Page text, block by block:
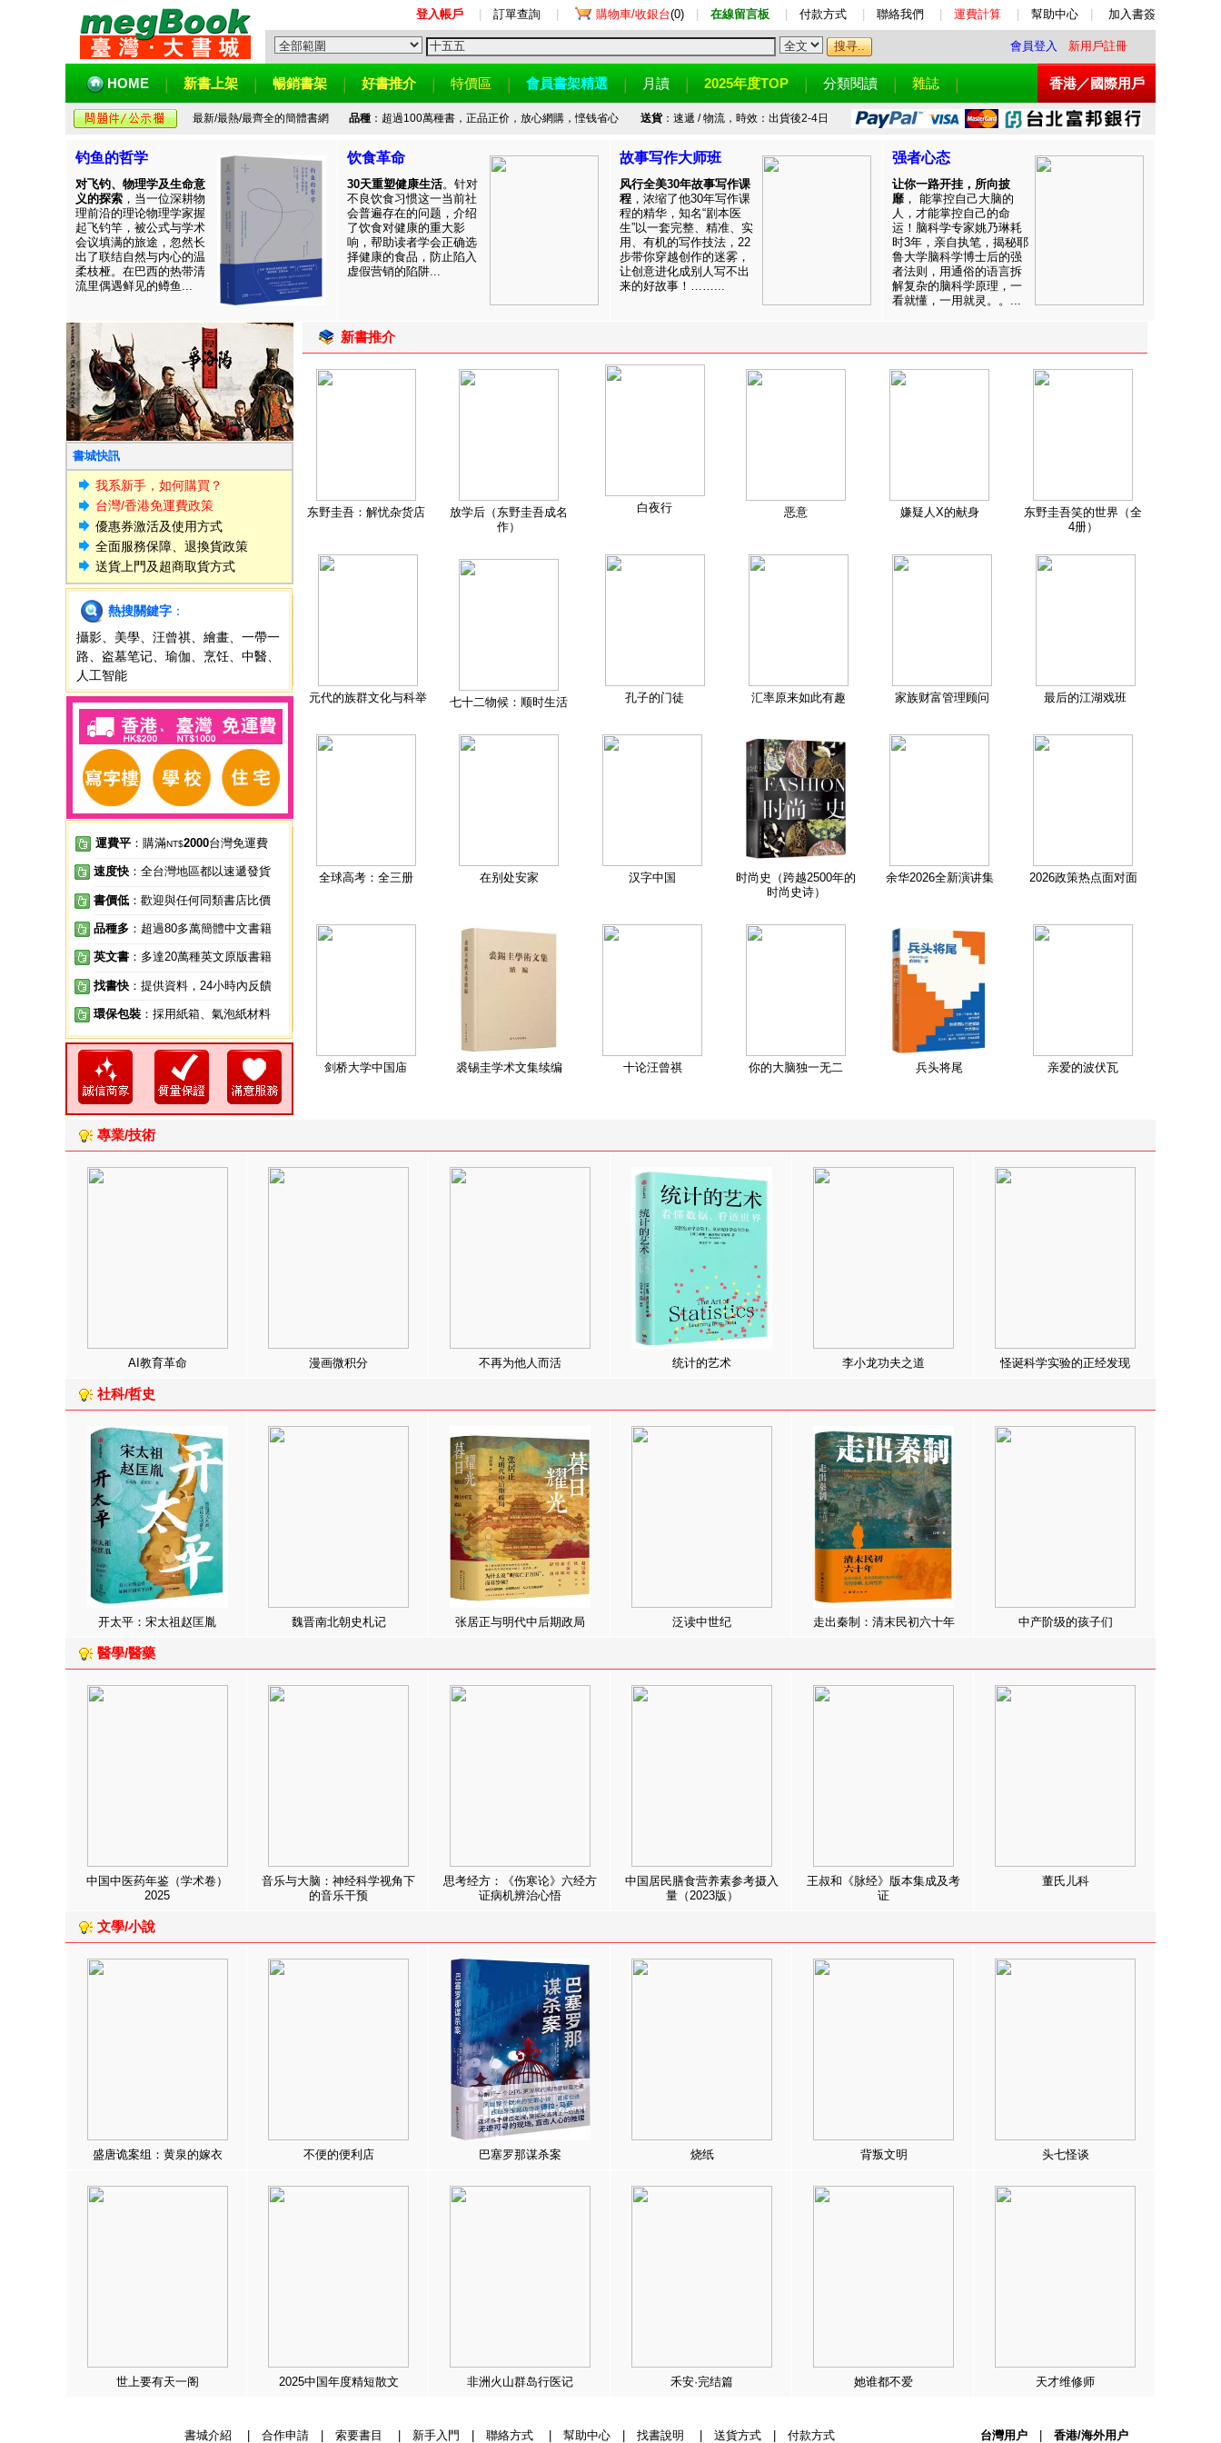
登入帳戶 訂單查詢 購物車/收銀台(0) 在線留言板 付款方式 聯絡我們 運費計算 幫助中心 加入書簽
會員登入 新用戶註冊
HOME 新書上架 暢銷書架 好書推介 特價區 會員書架精選 月讀 2025年度TOP 分類閱讀 雜誌 香港／國際用戶
最新/最熱/最齊全的簡體書網 品種：超過100萬種書，正品正价，放心網購，悭钱省心 送貨：速遞 / 物流，時效：出貨後2-4日
钓鱼的哲学
对飞钓、物理学及生命意
义的探索 ，当一位深耕物
理前沿的理论物理学家握
起飞钓竿，被公式与学术
会议填满的旅途，忽然长
出了联结自然与内心的温
柔枝桠。在巴西的热带清
流里偶遇鲜见的鳟鱼...
饮食革命
30天重塑健康生活。针对
不良饮食习惯这一当前社
会普遍存在的问题，介绍
了饮食对健康的重大影
响，帮助读者学会正确选
择健康的食品，防止陷入
虚假营销的陷阱...
故事写作大师班
风行全美30年故事写作课
程 ，浓缩了他30年写作课
程的精华，知名“剧本医
生”以一套完整、精准、实
用、有机的写作技法，22
步带你穿越创作的迷雾，
让创意进化成别人写不出
来的好故事！……...
强者心态
让你一路开挂，所向披
靡 ， 能掌控自己大脑的
人，才能掌控自己的命
运！脑科学专家姚乃琳耗
时3年，亲自执笔，揭秘耶
鲁大学脑科学博士后的强
者法则，用通俗的语言拆
解复杂的脑科学原理，一
看就懂，一用就灵。。...
書城快訊
我系新手，如何購買？
台灣/香港免運費政策
優惠券激活及使用方式
全面服務保障、退換貨政策
送貨上門及超商取貨方式
熱搜關鍵字 ：
攝影
美學 汪曾祺 繪畫
一帶一
路
盗墓笔记 瑜伽 烹饪 中醫
人工智能
運費平 ：購滿NT$2000台灣免運費
速度快 ：全台灣地區都以速遞發貨
書價低 ：歡迎與任何同類書店比價
品種多 ：超過80多萬簡體中文書籍
英文書 ：多達20萬種英文原版書籍
找書快 ：提供資料，24小時內反饋
環保包裝 ：採用紙箱、氣泡紙材料
新書推介
东野圭吾：解忧杂货店
放学后（东野圭吾成名
作）
白夜行 恶意 嫌疑人X的献身
东野圭吾笑的世界（全
4册）
元代的族群文化与科举 七十二物候：顺时生活 孔子的门徒 汇率原来如此有趣 家族财富管理顾问 最后的江湖戏班
全球高考：全三册 在别处安家 汉字中国
时尚史（跨越2500年的
时尚史诗）
余华2026全新演讲集 2026政策热点面对面
剑桥大学中国庙 裘锡圭学术文集续编 十论汪曾祺 你的大脑独一无二 兵头将尾 亲爱的波伏瓦
專業/技術
AI教育革命 漫画微积分 不再为他人而活 统计的艺术 李小龙功夫之道 怪诞科学实验的正经发现
社科/哲史
开太平：宋太祖赵匡胤 魏晋南北朝史札记 张居正与明代中后期政局 泛读中世纪 走出秦制：清末民初六十年 中产阶级的孩子们
醫學/醫藥
中国中医药年鉴（学术卷）
2025
音乐与大脑：神经科学视角下
的音乐干预
思考经方：《伤寒论》六经方
证病机辨治心悟
中国居民膳食营养素参考摄入
量（2023版）
王叔和《脉经》版本集成及考
证
董氏儿科
文學/小說
盛唐诡案组：黄泉的嫁衣 不便的便利店 巴塞罗那谋杀案 烧纸 背叛文明 头七怪谈
世上要有天一阁 2025中国年度精短散文 非洲火山群岛行医记 禾安·完结篇 她谁都不爱 天才维修师
書城介紹 合作申請| 索要書目 新手入門 聯絡方式| 幫助中心| 找書說明 送貨方式| 付款方式 台灣用户 香港/海外用户